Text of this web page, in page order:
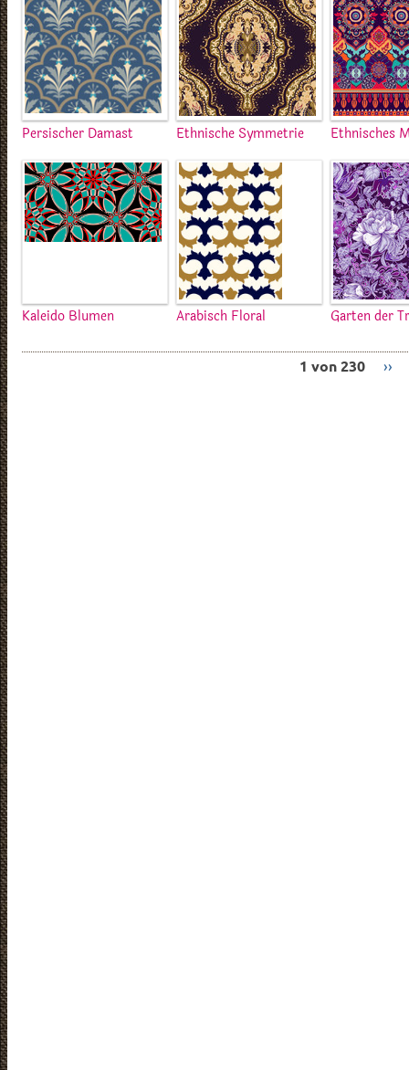
Persischer Damast Ethnische Symmetrie Ethnisches
Kaleido Blumen Arabisch Floral Garten der
1 von 230 ››